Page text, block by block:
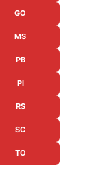
GO
MS
PB
PI
RS
SC
TO